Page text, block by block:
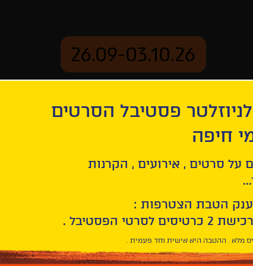
26.09-03.10.26
פסטיבל הסרטים
חיפה
על סרטים , אירועים , הקרנות
הטבת הצטרפות :
מלא . ההטבה היא אישית וחד פעמית .